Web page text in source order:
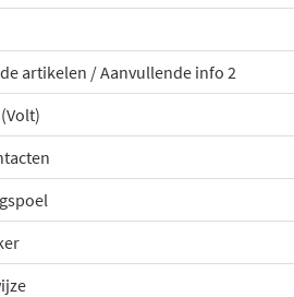
artikelen / Aanvullende info 2